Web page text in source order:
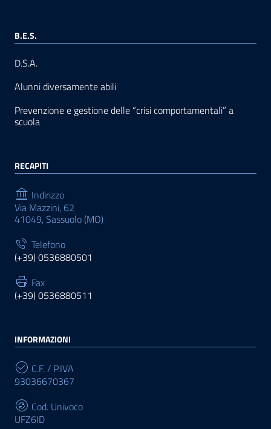
B.E.S.
D.S.A.
Alunni diversamente abili
Prevenzione e gestione delle “crisi comportamentali” a
scuola
RECAPITI
Indirizzo
Via Mazzini, 62
41049, Sassuolo (MO)
Telefono
(+39) 0536880501
Fax
(+39) 0536880511
INFORMAZIONI
C.F. / P.IVA
93036670367
Cod. Univoco
UFZ6ID